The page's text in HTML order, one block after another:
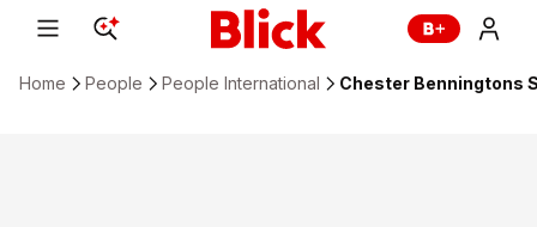
Home People People International Chester Benningtons